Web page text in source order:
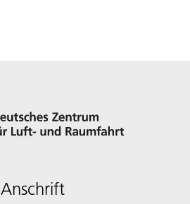
Anschrift